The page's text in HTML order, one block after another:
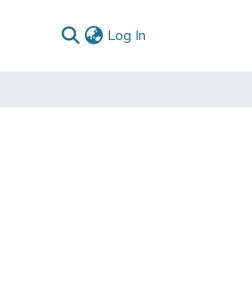
Log In